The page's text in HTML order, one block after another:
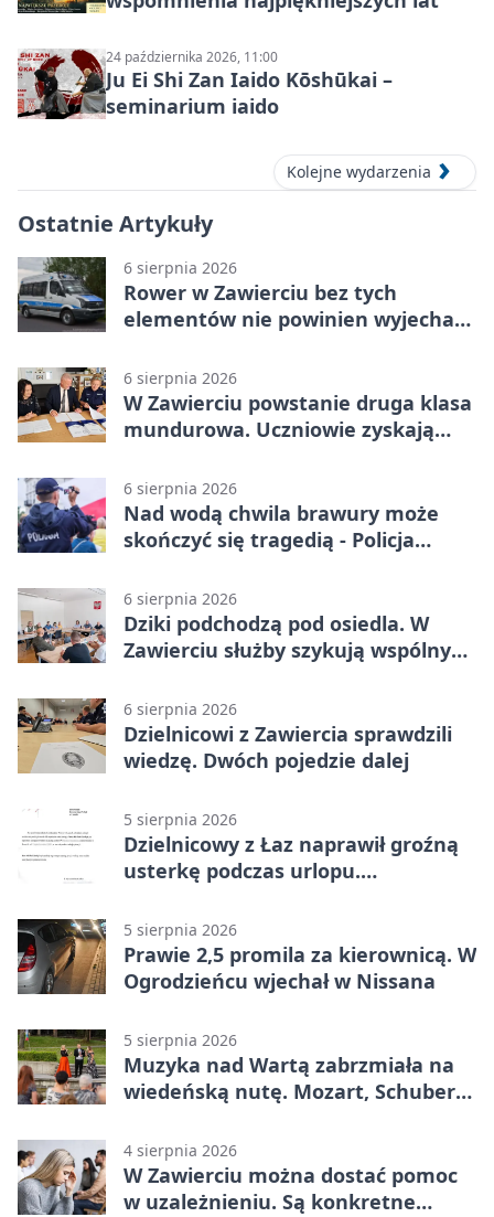
24 października 2026, 11:00
Ju Ei Shi Zan Iaido Kōshūkai –
seminarium iaido
Kolejne wydarzenia
Ostatnie Artykuły
6 sierpnia 2026
Rower w Zawierciu bez tych
elementów nie powinien wyjechać
6 sierpnia 2026
W Zawierciu powstanie druga klasa
mundurowa. Uczniowie zyskają
6 sierpnia 2026
Nad wodą chwila brawury może
skończyć się tragedią - Policja
6 sierpnia 2026
Dziki podchodzą pod osiedla. W
Zawierciu służby szykują wspólny
6 sierpnia 2026
Dzielnicowi z Zawiercia sprawdzili
wiedzę. Dwóch pojedzie dalej
5 sierpnia 2026
Dzielnicowy z Łaz naprawił groźną
usterkę podczas urlopu.
5 sierpnia 2026
Prawie 2,5 promila za kierownicą. W
Ogrodzieńcu wjechał w Nissana
5 sierpnia 2026
Muzyka nad Wartą zabrzmiała na
wiedeńską nutę. Mozart, Schubert i
4 sierpnia 2026
W Zawierciu można dostać pomoc
w uzależnieniu. Są konkretne